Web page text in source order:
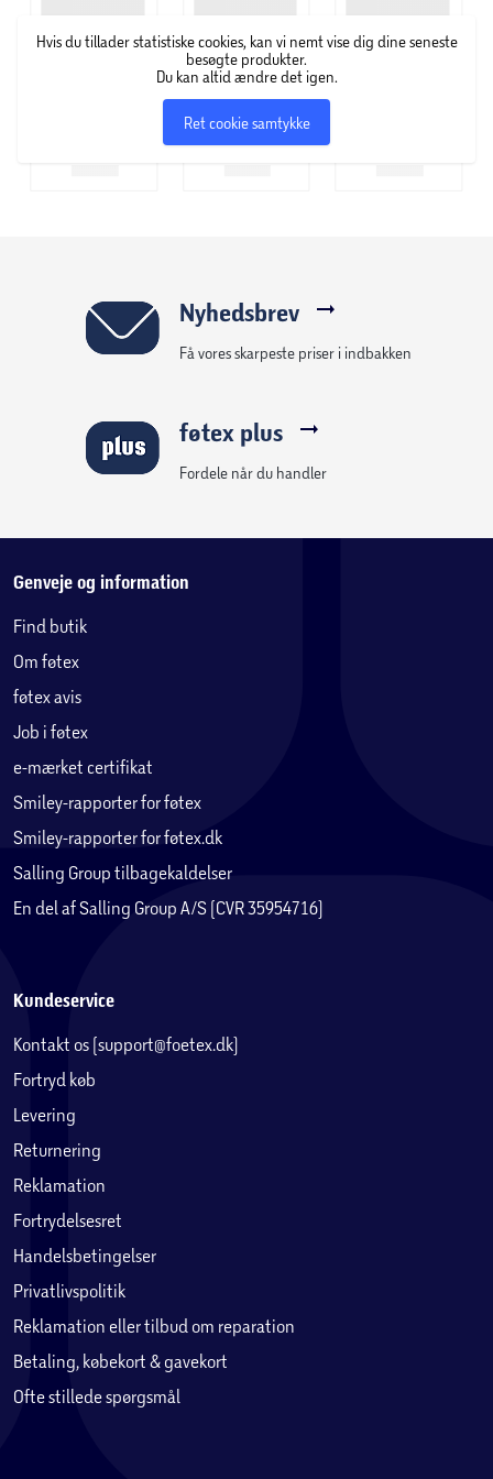
Stort rummeligt hovedrum
Praktisk kliklukning
Holder maden organiseret
Nem at åbne og lukke
Hvis du tillader statistiske cookies, kan vi nemt vise dig dine seneste
besøgte produkter.
Du kan altid ændre det igen.
Ret cookie samtykke
Nyhedsbrev
Få vores skarpeste priser i indbakken
føtex plus
Fordele når du handler
Genveje og information
Find butik
Om føtex
føtex avis
Job i føtex
e-mærket certifikat
Smiley-rapporter for føtex
Smiley-rapporter for føtex.dk
Salling Group tilbagekaldelser
En del af Salling Group A/S (CVR 35954716)
Kundeservice
Kontakt os (support@foetex.dk)
Fortryd køb
Levering
Returnering
Reklamation
Fortrydelsesret
Handelsbetingelser
Privatlivspolitik
Reklamation eller tilbud om reparation
Betaling, købekort & gavekort
Ofte stillede spørgsmål